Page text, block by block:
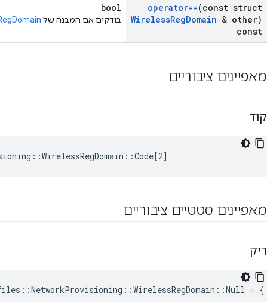
operator==(const struct
WirelessRegDomain & other)
const
bool
בודקים אם המבנה של
מאפיינים ציבוריים
קוד
מאפיינים סטטיים ציבוריים
ריק
::NetworkProvisioning ::WirelessRegDomain ::Null = {